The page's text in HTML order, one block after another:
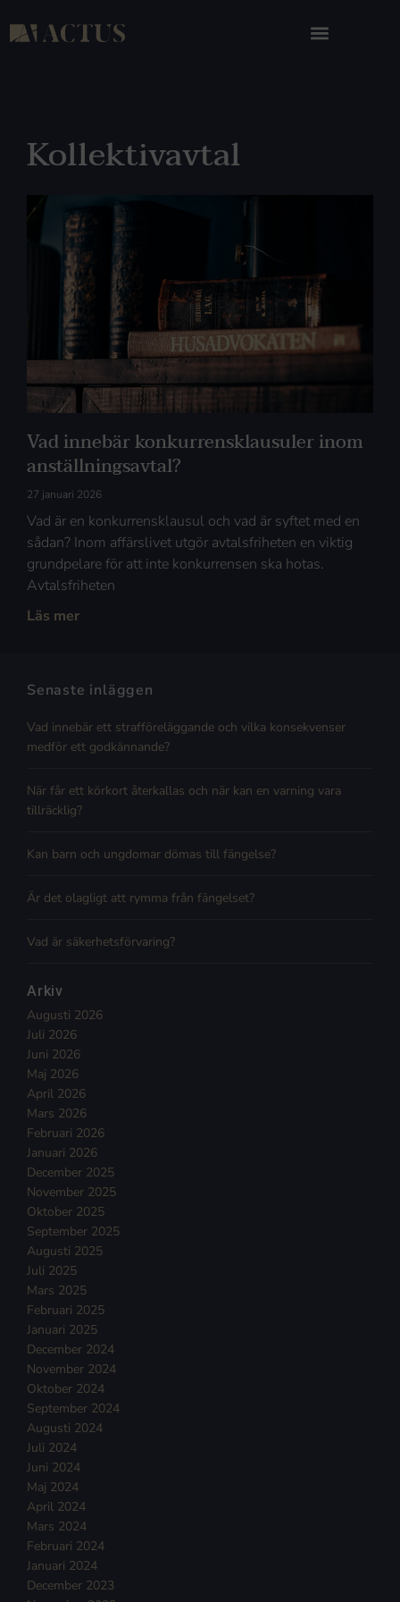
Kollektivavtal
Vad innebär konkurrensklausuler inom
anställningsavtal?
27 januari 2026
Vad är en konkurrensklausul och vad är syftet med en
sådan? Inom affärslivet utgör avtalsfriheten en viktig
grundpelare för att inte konkurrensen ska hotas.
Avtalsfriheten
Läs mer
Senaste inläggen
Vad innebär ett strafföreläggande och vilka konsekvenser
medför ett godkännande?
När får ett körkort återkallas och när kan en varning vara
tillräcklig?
Kan barn och ungdomar dömas till fängelse?
Är det olagligt att rymma från fängelset?
Vad är säkerhetsförvaring?
Arkiv
Augusti 2026
Juli 2026
Juni 2026
Maj 2026
April 2026
Mars 2026
Februari 2026
Januari 2026
December 2025
November 2025
Oktober 2025
September 2025
Augusti 2025
Juli 2025
Mars 2025
Februari 2025
Januari 2025
December 2024
November 2024
Oktober 2024
September 2024
Augusti 2024
Juli 2024
Juni 2024
Maj 2024
April 2024
Mars 2024
Februari 2024
Januari 2024
December 2023